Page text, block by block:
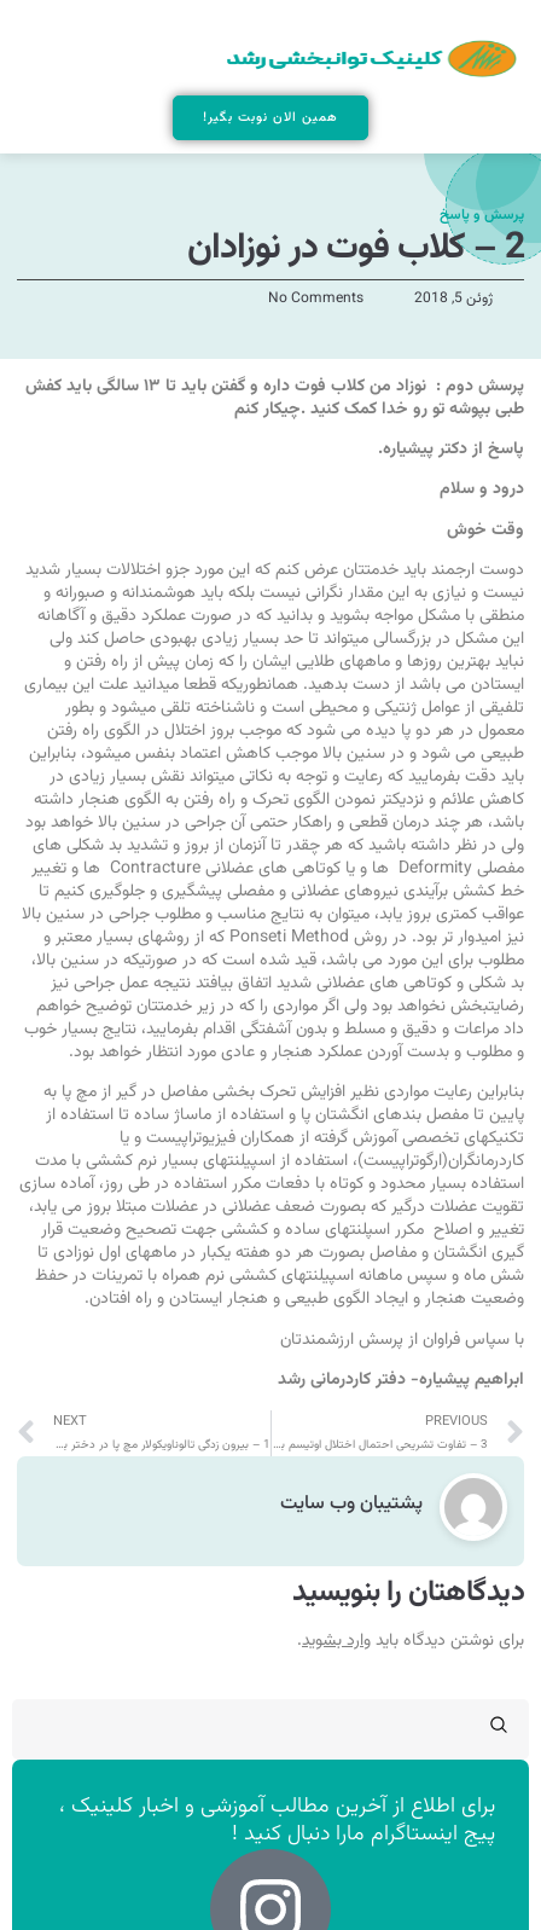
همین الان نوبت بگیر!
پرسش و پاسخ
2 – کلاب فوت در نوزادان
ژوئن 5, 2018 No Comments
پرسش دوم : نوزاد من کلاب فوت داره و گفتن باید تا ۱۳ سالگی باید کفش
طبی بپوشه تو رو خدا کمک کنید .چیکار کنم
پاسخ از دکتر پیشیاره.
درود و سلام
وقت خوش
دوست ارجمند باید خدمتتان عرض کنم که این مورد جزو اختلالات بسیار شدید
نیست و نیازی به این مقدار نگرانی نیست بلکه باید هوشمندانه و صبورانه و
منطقی با مشکل مواجه بشوید و بدانید که در صورت عملکرد دقیق و آگاهانه
این مشکل در بزرگسالی میتواند تا حد بسیار زیادی بهبودی حاصل کند ولی
نباید بهترین روزها و ماههای طلایی ایشان را که زمان پیش از راه رفتن و
ایستادن می باشد از دست بدهید. همانطوریکه قطعا میدانید علت این بیماری
تلفیقی از عوامل ژنتیکی و محیطی است و ناشناخته تلقی میشود و بطور
معمول در هر دو پا دیده می شود که موجب بروز اختلال در الگوی راه رفتن
طبیعی می شود و در سنین بالا موجب کاهش اعتماد بنفس میشود، بنابراین
باید دقت بفرمایید که رعایت و توجه به نکاتی میتواند نقش بسیار زیادی در
کاهش علائم و نزدیکتر نمودن الگوی تحرک و راه رفتن به الگوی هنجار داشته
باشد، هر چند درمان قطعی و راهکار حتمی آن جراحی در سنین بالا خواهد بود
ولی در نظر داشته باشید که هر چقدر تا آنزمان از بروز و تشدید بد شکلی های
مفصلی Deformity ها و یا کوتاهی های عضلانی Contracture ها و تغییر
خط کشش برآیندی نیروهای عضلانی و مفصلی پیشگیری و جلوگیری کنیم تا
عواقب کمتری بروز یابد، میتوان به نتایج مناسب و مطلوب جراحی در سنین بالا
نیز امیدوار تر بود. در روش Ponseti Method که از روشهای بسیار معتبر و
مطلوب برای این مورد می باشد، قید شده است که در صورتیکه در سنین بالا،
بد شکلی و کوتاهی های عضلانی شدید اتفاق بیافتد نتیجه عمل جراحی نیز
رضایتبخش نخواهد بود ولی اگر مواردی را که در زیر خدمتتان توضیح خواهم
داد مراعات و دقیق و مسلط و بدون آشفتگی اقدام بفرمایید، نتایج بسیار خوب
و مطلوب و بدست آوردن عملکرد هنجار و عادی مورد انتظار خواهد بود.
بنابراین رعایت مواردی نظیر افزایش تحرک بخشی مفاصل در گیر از مچ پا به
پایین تا مفصل بندهای انگشتان پا و استفاده از ماساژ ساده تا استفاده از
تکنیکهای تخصصی آموزش گرفته از همکاران فیزیوتراپیست و یا
کاردرمانگران(ارگوتراپیست)، استفاده از اسپیلنتهای بسیار نرم کششی با مدت
استفاده بسیار محدود و کوتاه با دفعات مکرر استفاده در طی روز، آماده سازی
تقویت عضلات درگیر که بصورت ضعف عضلانی در عضلات مبتلا بروز می یابد،
تغییر و اصلاح مکرر اسپلنتهای ساده و کششی جهت تصحیح وضعیت قرار
گیری انگشتان و مفاصل بصورت هر دو هفته یکبار در ماههای اول نوزادی تا
شش ماه و سپس ماهانه اسپیلنتهای کششی نرم همراه با تمرینات در حفظ
وضعیت هنجار و ایجاد الگوی طبیعی و هنجار ایستادن و راه افتادن.
با سپاس فراوان از پرسش ارزشمندتان
ابراهیم پیشیاره- دفتر کاردرمانی رشد
PREVIOUS
3 – تفاوت تشریحی احتمال اختلال اوتیسم با احتمال بهم ریختگی حسی ‏
NEXT
1 – بیرون زدگی تالوناویکولار مچ پا در دختر بیست ماهه
پشتیبان وب سایت
دیدگاهتان را بنویسید
برای نوشتن دیدگاه بایدوارد بشوید.
برای اطلاع از آخرین مطالب آموزشی و اخبار کلینیک ،
پیج اینستاگرام مارا دنبال کنید !